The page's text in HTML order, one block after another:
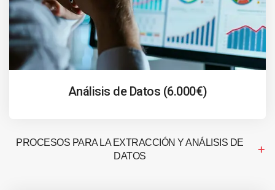
Análisis de Datos (6.000€)
PROCESOS PARA LA EXTRACCIÓN Y ANÁLISIS DE
DATOS